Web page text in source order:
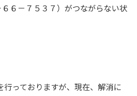
６６－７５３７）がつながらない状
行っておりますが、現在、解消に